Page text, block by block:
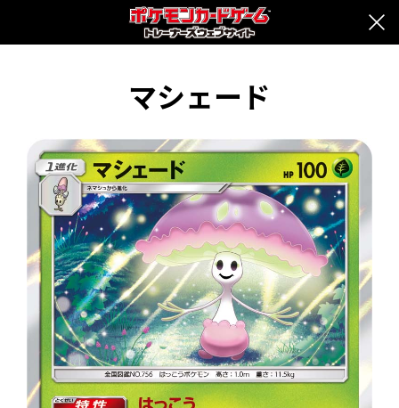
マシェード